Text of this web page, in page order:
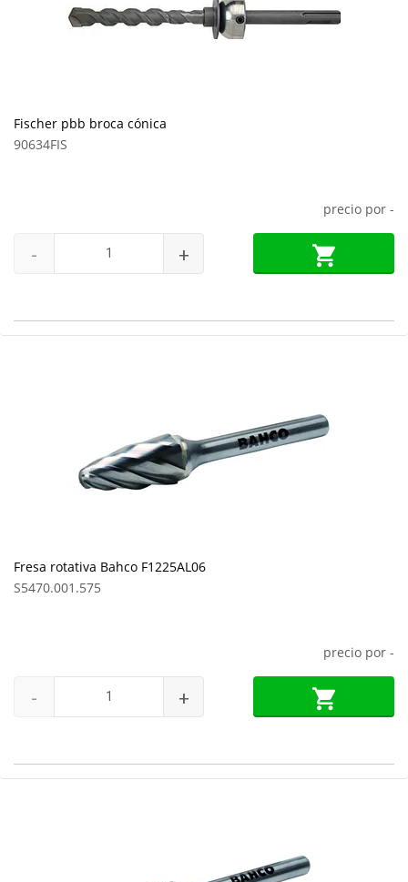
Fischer pbb broca cónica
90634FIS
precio por -
- +
Fresa rotativa Bahco F1225AL06
S5470.001.575
precio por -
- +